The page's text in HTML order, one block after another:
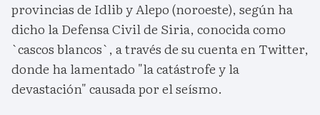
provincias de Idlib y Alepo (noroeste), según ha
dicho la Defensa Civil de Siria, conocida como
`cascos blancos`, a través de su cuenta en Twitter,
donde ha lamentado "la catástrofe y la
devastación" causada por el seísmo.